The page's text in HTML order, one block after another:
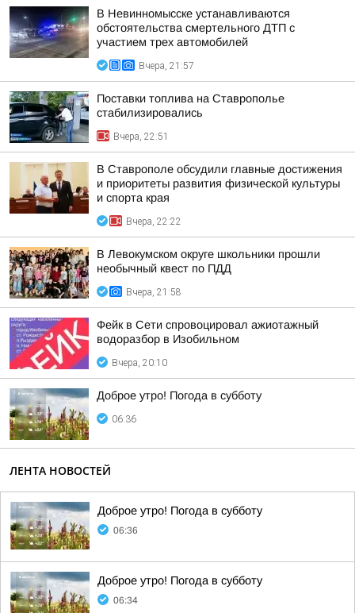
В Невинномысске устанавливаются
обстоятельства смертельного ДТП с
участием трех автомобилей
Вчера, 21:57
Поставки топлива на Ставрополье
стабилизировались
Вчера, 22:51
В Ставрополе обсудили главные достижения
и приоритеты развития физической культуры
и спорта края
Вчера, 22:22
В Левокумском округе школьники прошли
необычный квест по ПДД
Вчера, 21:58
Фейк в Сети спровоцировал ажиотажный
водоразбор в Изобильном
Вчера, 20:10
Доброе утро! Погода в субботу
06:36
ЛЕНТА НОВОСТЕЙ
Доброе утро! Погода в субботу
06:36
Доброе утро! Погода в субботу
06:34